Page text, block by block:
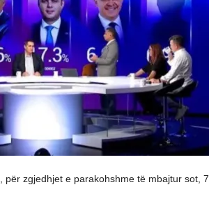
për zgjedhjet e parakohshme të mbajtur sot, 7